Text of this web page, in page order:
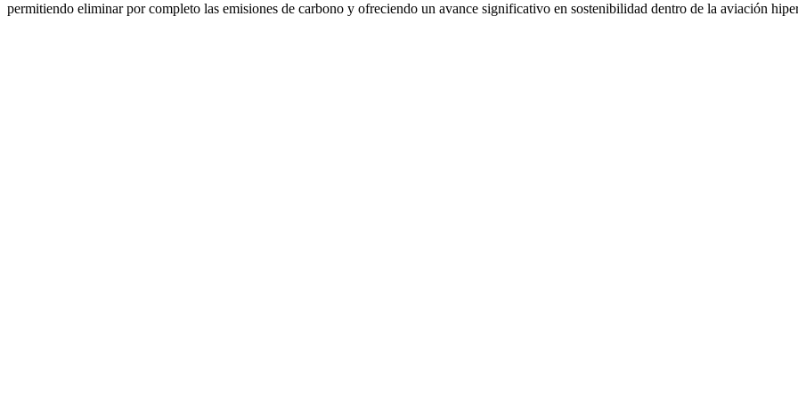
permitiendo eliminar por completo las emisiones de carbono y ofreciendo un avance significativo en sostenibilidad dentro de la aviación